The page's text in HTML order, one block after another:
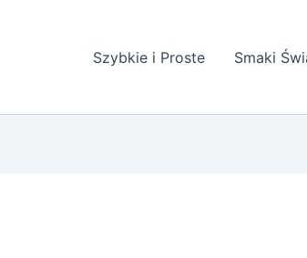
Szybkie i Proste Smaki